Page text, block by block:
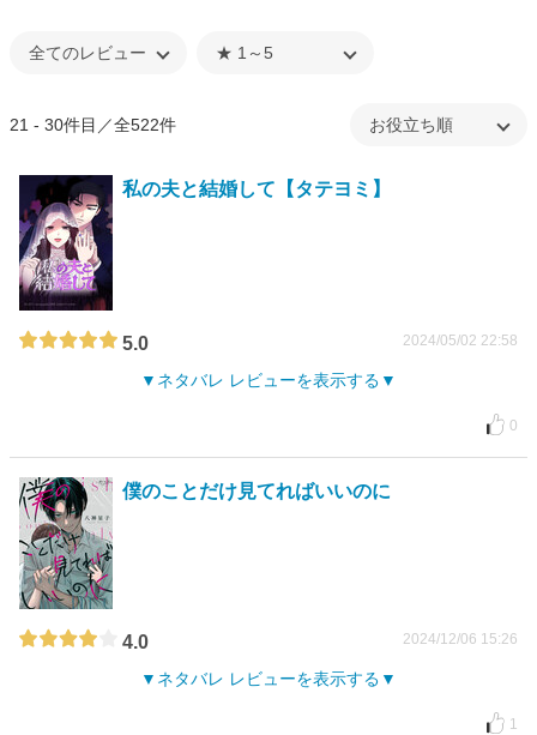
21 - 30件目／全522件
私の夫と結婚して【タテヨミ】
5.0 2024/05/02 22:58
ネタバレ レビューを表示する
0
僕のことだけ見てればいいのに
4.0 2024/12/06 15:26
ネタバレ レビューを表示する
1